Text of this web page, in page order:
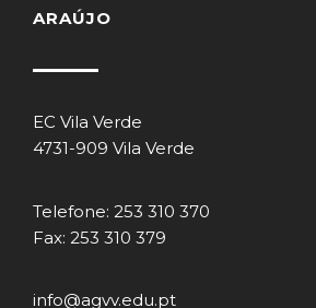
ARAÚJO
EC Vila Verde
4731-909 Vila Verde
Telefone: 253 310 370
Fax: 253 310 379
info@agvv.edu.pt